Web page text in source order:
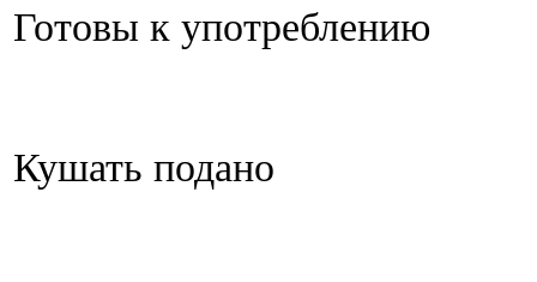
Готовы к употреблению
Кушать подано